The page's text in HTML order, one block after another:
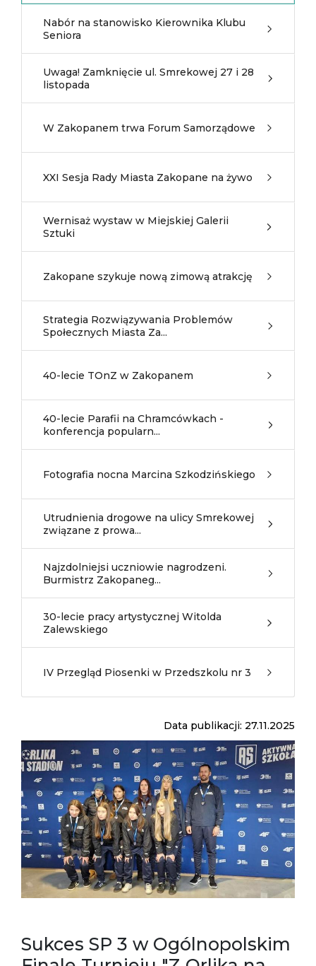
Nabór na stanowisko Kierownika Klubu
Seniora
Uwaga! Zamknięcie ul. Smrekowej 27 i 28
listopada
W Zakopanem trwa Forum Samorządowe
XXI Sesja Rady Miasta Zakopane na żywo
Wernisaż wystaw w Miejskiej Galerii
Sztuki
Zakopane szykuje nową zimową atrakcję
Strategia Rozwiązywania Problemów
Społecznych Miasta Za...
40-lecie TOnZ w Zakopanem
40-lecie Parafii na Chramcówkach -
konferencja popularn...
Fotografia nocna Marcina Szkodzińskiego
Utrudnienia drogowe na ulicy Smrekowej
związane z prowa...
Najzdolniejsi uczniowie nagrodzeni.
Burmistrz Zakopaneg...
30-lecie pracy artystycznej Witolda
Zalewskiego
IV Przegląd Piosenki w Przedszkolu nr 3
Data publikacji: 27.11.2025
Sukces SP 3 w Ogólnopolskim